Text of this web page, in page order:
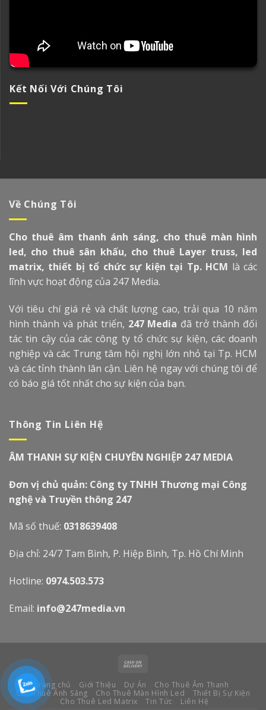
Kết Nối Với Chúng Tôi
Về Chúng Tôi
Cho thuê âm thanh ánh sáng, cho thuê màn hình
led, cho thuê sân khấu, cho thuê Layer truss, led
matrix, thiết bị tổ chức sự kiện tại Tp. HCM là các
lĩnh vực hoạt động của 247 Media.
Với tiêu chí giá rẻ và chất lượng cao, trải qua 10 năm
hình thành và phát triển, 247 Media đã trở thành đối
tác tin cậy của các công ty tổ chức sự kiện, các doanh
nghiệp và các Trung tâm hội nghị lớn nhỏ tại Tp. HCM
và các tỉnh thành lân cận. Liên hệ ngay với chúng tôi để
có báo giá tốt nhất cho sự kiện của bạn.
Thông Tin Liên Hệ
ÂM THANH SỰ KIỆN CHUYÊN NGHIỆP 247 MEDIA
Đơn vị chủ quản: Công ty TNHH Thương mại Công
nghệ và Truyền thông 247
Mã số thuế: 0318639408
Địa chỉ: 24/7 Tam Bình, P. Hiệp Bình, Tp. Hồ Chí Minh
Hotline: 0974.503.573
Email: info@247media.vn
Trang chủ Giới Thiệu Dự Án
Cho Thuê Âm Thanh
Cho Thuê Ánh Sáng
Cho Thuê Màn Hình Led
Thiết Bị Sự Kiện
Cho Thuê Led Matrix
Tin Tức Liên Hệ